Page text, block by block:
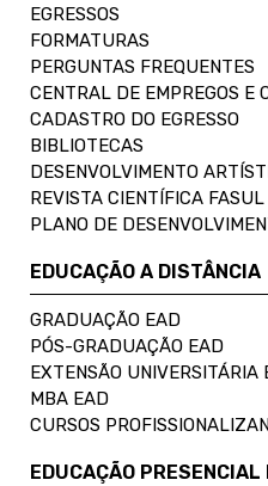
EGRESSOS
FORMATURAS
PERGUNTAS FREQUENTES
CENTRAL DE EMPREGOS E
CADASTRO DO EGRESSO
BIBLIOTECAS
DESENVOLVIMENTO
REVISTA CIENTÍFICA FASUL
PLANO DE
EDUCAÇÃO A DISTÂNCIA
GRADUAÇÃO EAD
PÓS-GRADUAÇÃO EAD
EXTENSÃO UNIVERSITÁRIA
MBA EAD
CURSOS
EDUCAÇÃO